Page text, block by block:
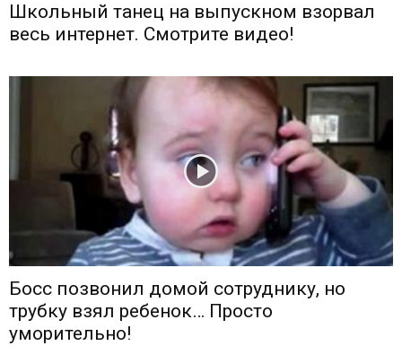
Школьный танец на выпускном взорвал
весь интернет. Смотрите видео!
Босс позвонил домой сотруднику, но
трубку взял ребенок… Просто
уморительно!